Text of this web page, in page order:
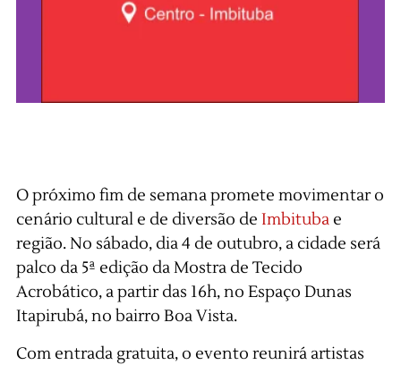
O próximo fim de semana promete movimentar o
cenário cultural e de diversão de Imbitubae
região. No sábado, dia 4 de outubro, a cidade será
palco da 5ª edição da Mostra de Tecido
Acrobático, a partir das 16h, no Espaço Dunas
Itapirubá, no bairro Boa Vista.
Com entrada gratuita, o evento reunirá artistas